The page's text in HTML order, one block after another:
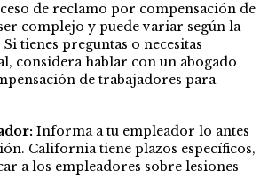
de reclamo por compensación de
complejo y puede variar según la
tienes preguntas o necesitas
considera hablar con un abogado
de trabajadores para
Informa a tu empleador lo antes
California tiene plazos específicos,
a los empleadores sobre lesiones